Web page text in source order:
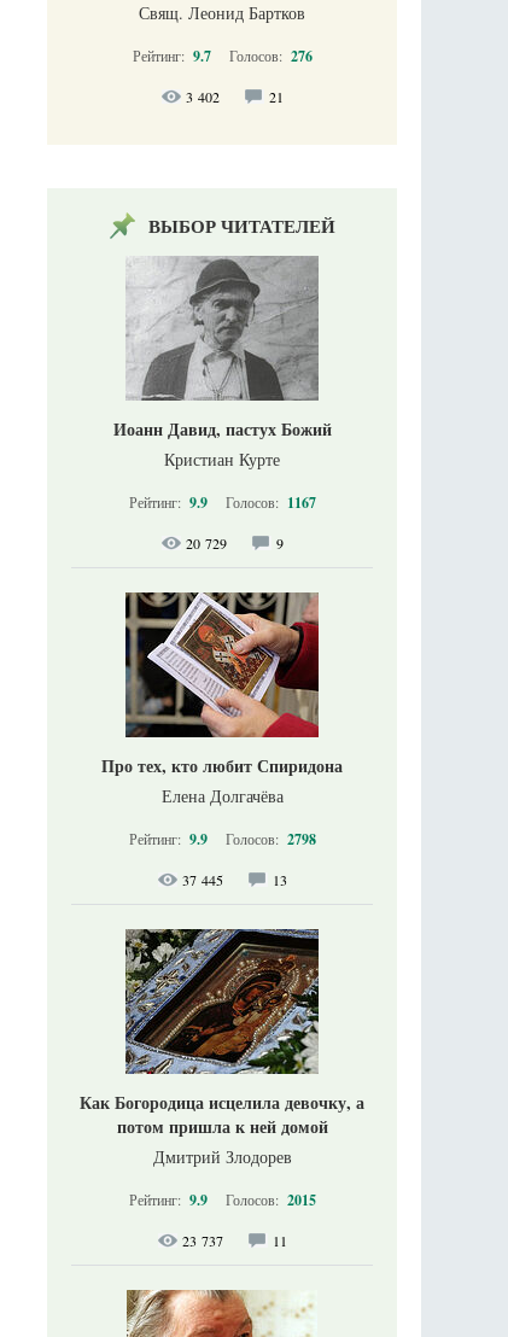
Свящ. Леонид Бартков
Рейтинг: 9.7 Голосов: 276
3 402 21
ВЫБОР ЧИТАТЕЛЕЙ
Иоанн Давид, пастух Божий
Кристиан Курте
Рейтинг: 9.9 Голосов: 1167
20 729 9
Про тех, кто любит Спиридона
Елена Долгачёва
Рейтинг: 9.9 Голосов: 2798
37 445 13
Как Богородица исцелила девочку, а
потом пришла к ней домой
Дмитрий Злодорев
Рейтинг: 9.9 Голосов: 2015
23 737 11